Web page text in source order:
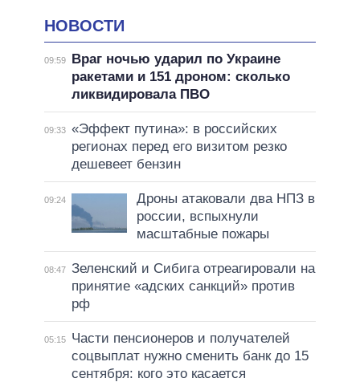
НОВОСТИ
09:59
Враг ночью ударил по Украине
ракетами и 151 дроном: сколько
ликвидировала ПВО
09:33 «Эффект путина»: в российских
регионах перед его визитом резко
дешевеет бензин
09:24
Дроны атаковали два НПЗ в
россии, вспыхнули
масштабные пожары
08:47 Зеленский и Сибига отреагировали на
принятие «адских санкций» против
рф
05:15
Части пенсионеров и получателей
соцвыплат нужно сменить банк до 15
сентября: кого это касается